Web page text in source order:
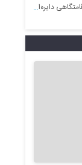
ستون‌ها معلق مانده است